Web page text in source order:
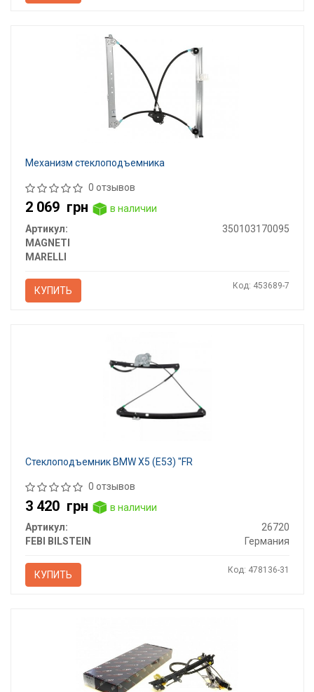
Механизм стеклоподъемника
0 отзывов
2 069 грн
в наличии
Артикул:
350103170095
MAGNETI
MARELLI
КУПИТЬ Код: 453689-7
Стеклоподъемник BMW X5 (E53) "FR
0 отзывов
3 420 грн
в наличии
Артикул:
26720
FEBI BILSTEIN
Германия
КУПИТЬ Код: 478136-31